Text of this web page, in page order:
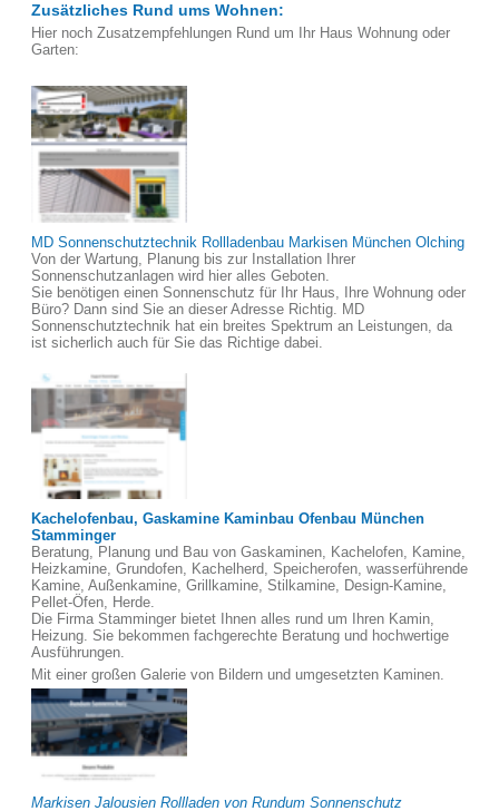
Zusätzliches Rund ums Wohnen:
Hier noch Zusatzempfehlungen Rund um Ihr Haus Wohnung oder
Garten:
MD Sonnenschutztechnik Rollladenbau Markisen München Olching
Von der Wartung, Planung bis zur Installation Ihrer
Sonnenschutzanlagen wird hier alles Geboten.
Sie benötigen einen Sonnenschutz für Ihr Haus, Ihre Wohnung oder
Büro? Dann sind Sie an dieser Adresse Richtig. MD
Sonnenschutztechnik hat ein breites Spektrum an Leistungen, da
ist sicherlich auch für Sie das Richtige dabei.
Kachelofenbau, Gaskamine Kaminbau Ofenbau München
Stamminger
Beratung, Planung und Bau von Gaskaminen, Kachelofen, Kamine,
Heizkamine, Grundofen, Kachelherd, Speicherofen, wasserführende
Kamine, Außenkamine, Grillkamine, Stilkamine, Design-Kamine,
Pellet-Öfen, Herde.
Die Firma Stamminger bietet Ihnen alles rund um Ihren Kamin,
Heizung. Sie bekommen fachgerechte Beratung und hochwertige
Ausführungen.
Mit einer großen Galerie von Bildern und umgesetzten Kaminen.
Markisen Jalousien Rollladen von Rundum Sonnenschutz